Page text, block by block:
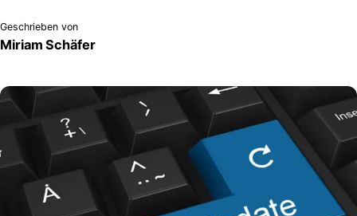
Geschrieben von
Miriam Schäfer